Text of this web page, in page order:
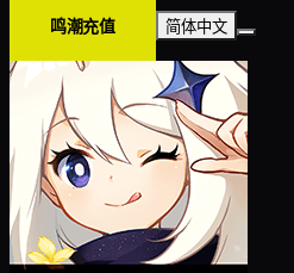
鸣潮充值 简体中文